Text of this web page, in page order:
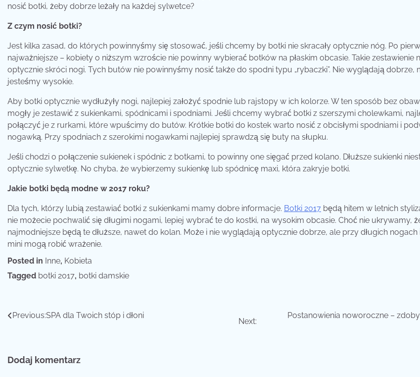
nosić botki, żeby dobrze leżały na każdej sylwetce?
Z czym nosić botki?
Jest kilka zasad, do których powinnyśmy się stosować, jeśli chcemy by botki nie skracały optycznie nóg. Po
najważniejsze – kobiety o niższym wzroście nie powinny wybierać botków na płaskim obcasie. Takie zestawienie
optycznie skróci nogi. Tych butów nie powinnyśmy nosić także do spodni typu „rybaczki”. Nie wyglądają dobrze,
jesteśmy wysokie.
Aby botki optycznie wydłużyły nogi, najlepiej założyć spodnie lub rajstopy w ich kolorze. W ten sposób bez
mogły je zestawić z sukienkami, spódnicami i spodniami. Jeśli chcemy wybrać botki z szerszymi cholewkami,
połączyć je z rurkami, które wpuścimy do butów. Krótkie botki do kostek warto nosić z obcisłymi spodniami i
nogawką. Przy spodniach z szerokimi nogawkami najlepiej sprawdzą się buty na słupku.
Jeśli chodzi o połączenie sukienek i spódnic z botkami, to powinny one sięgać przed kolano. Dłuższe sukienki
optycznie sylwetkę. No chyba, że wybierzemy sukienkę lub spódnicę maxi, która zakryje botki.
Jakie botki będą modne w 2017 roku?
Dla tych, którzy lubią zestawiać botki z sukienkami mamy dobre informacje. Botki 2017 będą hitem w letnich
nie możecie pochwalić się długimi nogami, lepiej wybrać te do kostki, na wysokim obcasie. Choć nie ukrywamy,
najmodniejsze będą te dłuższe, nawet do kolan. Może i nie wyglądają optycznie dobrze, ale przy długich nogach
mini mogą robić wrażenie.
Posted in Inne, Kobieta
Tagged botki 2017, botki damskie
Nawigacja
Previous:SPA dla Twoich stóp i dłoni
Next:
Postanowienia noworoczne –
Dodaj komentarz